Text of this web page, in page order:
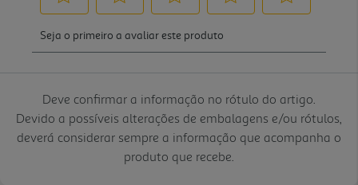
Deve confirmar a informação no rótulo do artigo.
Devido a possíveis alterações de embalagens e/ou rótulos,
deverá considerar sempre a informação que acompanha o
produto que recebe.